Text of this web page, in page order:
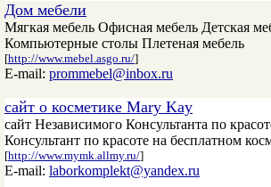
Дом мебели
Мягкая мебель Офисная мебель Детская
Компьютерные столы Плетеная мебель
[http://www.mebel.asgo.ru/]
E-mail: prommebel@inbox.ru
сайт о косметике Mary Kay
сайт Независимого Консультанта по
Консультант по красоте на бесплатном
[http://www.mymk.allmy.ru/]
E-mail: laborkomplekt@yandex.ru